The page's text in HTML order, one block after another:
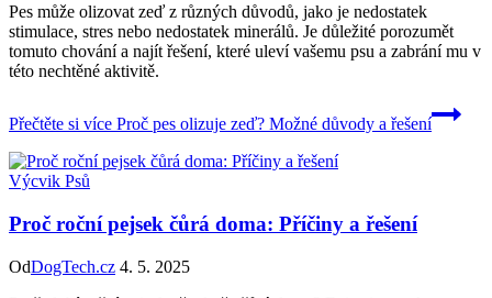
Pes může olizovat zeď z různých důvodů, jako je nedostatek
stimulace, stres nebo nedostatek minerálů. Je důležité porozumět
tomuto chování a najít řešení, které uleví vašemu psu a zabrání mu v
této nechtěné aktivitě.
Přečtěte si více Proč pes olizuje zeď? Možné důvody a řešení
Výcvik Psů
Proč roční pejsek čůrá doma: Příčiny a řešení
OdDogTech.cz 4. 5. 2025